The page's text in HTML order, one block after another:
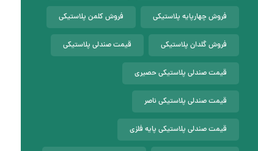
فروش چهارپایه پلاستیکی فروش کلمن پلاستیکی
فروش گلدان پلاستیکی قیمت صندلی پلاستیکی
قیمت صندلی پلاستیکی حصیری
قیمت صندلی پلاستیکی ناصر
قیمت صندلی پلاستیکی پایه فلزی